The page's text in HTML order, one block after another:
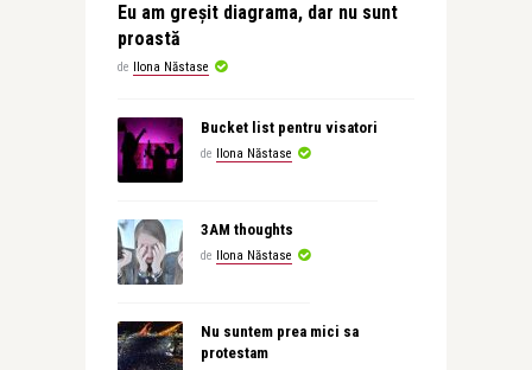
Eu am greșit diagrama, dar nu sunt
proastă
de Ilona Năstase
Bucket list pentru visatori
de Ilona Năstase
3AM thoughts
de Ilona Năstase
Nu suntem prea mici sa
protestam